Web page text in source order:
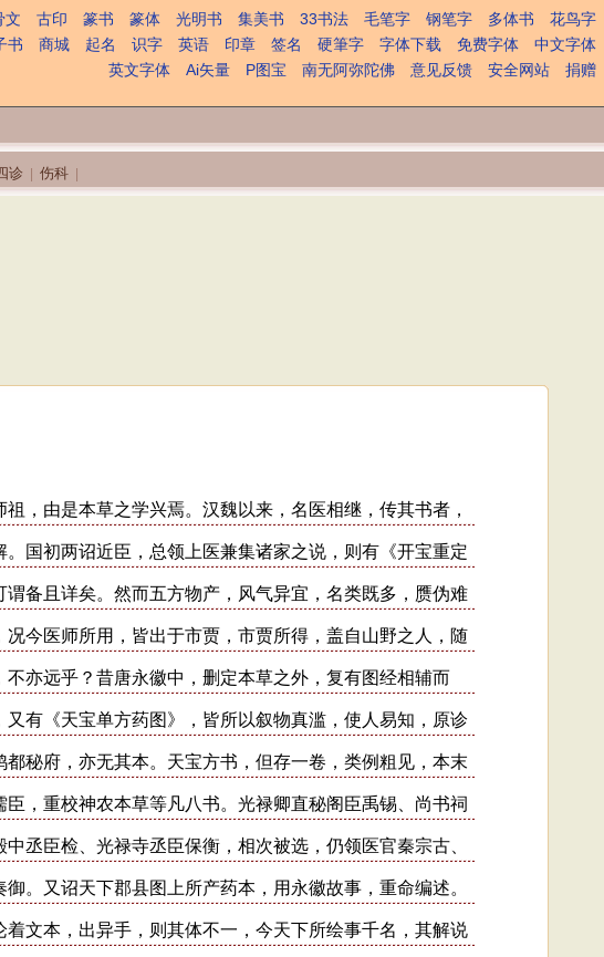
文 古印 篆书 篆体 光明书 集美书 33书法 毛笔字 钢笔字 多体书
花鸟字
书 商城 起名 识字 英语 印章 签名 硬筆字 字体下载 免费字体
中文字体
英文字体
Ai矢量 P图宝 南无阿弥陀佛 意见反馈 安全网站
捐赠
诊 伤科